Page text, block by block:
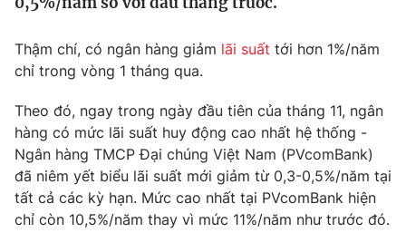
Thế giới đó đây
Câu chuyện quốc tế
Thị trường
Góc doanh nghiệp
Dữ liệu và đời sống
Phim VTV
Hậu trường
Nhân vật
Giải trí
Điện ảnh
Âm nhạc
Đời sống
Thậm chí, có ngân hàng giảm lãi suất tới hơn 1%/năm
chỉ trong vòng 1 tháng qua.
Theo đó, ngay trong ngày đầu tiên của tháng 11, ngân
hàng có mức lãi suất huy động cao nhất hệ thống -
Ngân hàng TMCP Đại chúng Việt Nam (PVcomBank)
đã niêm yết biểu lãi suất mới giảm từ 0,3-0,5%/năm tại
tất cả các kỳ hạn. Mức cao nhất tại PVcomBank hiện
chỉ còn 10,5%/năm thay vì mức 11%/năm như trước đó.